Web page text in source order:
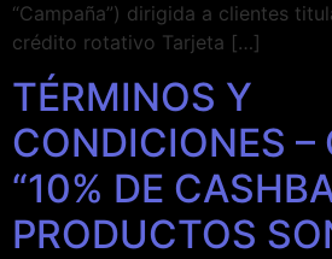
“Campaña”) dirigida a clientes
crédito rotativo Tarjeta […]
TÉRMINOS Y
CONDICIONES –
“10% DE
PRODUCTOS